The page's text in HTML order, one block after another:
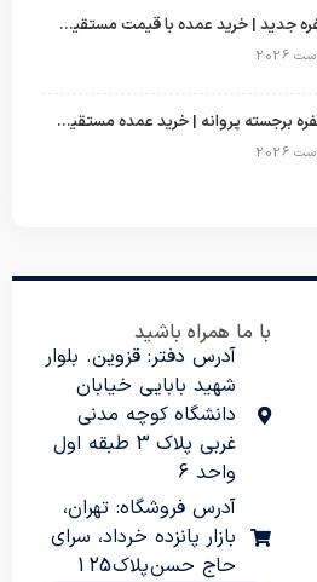
پتو گلبافت دونفره جدید | خرید عمده با قیمت مستقیم و طرح‌های پرفروش بازار
قیمت پتو تک نفره برجسته پروانه | خرید عمده مستقیم با بهترین قیمت بازار
با ما همراه باشید
آدرس دفتر: قزوین. بلوار
شهید بابایی خیابان
دانشگاه کوچه مدنی
غربی پلاک 3 طبقه اول
واحد 6
آدرس فروشگاه: تهران،
بازار پانزده خرداد، سرای
حاج حسن پلاک 125